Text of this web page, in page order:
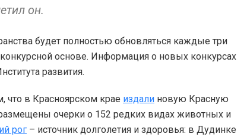
он.
будет полностью обновляться каждые три
основе. Информация о новых конкурсах
развития.
что в Красноярском крае издали новую Красную
очерки о 152 редких видах животных и
рог – источник долголетия и здоровья: в Дудинке